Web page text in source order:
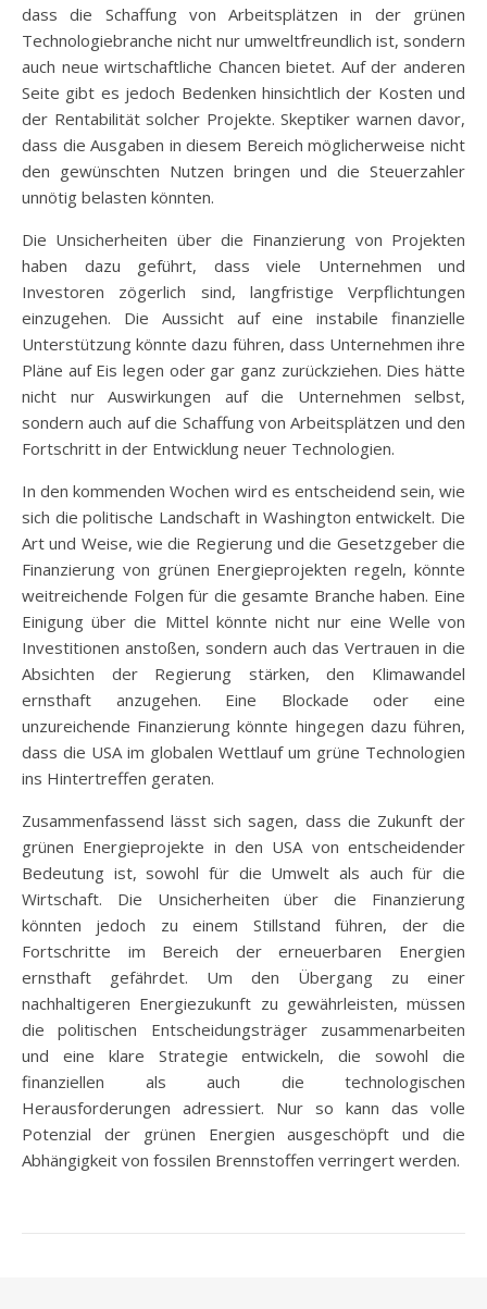
dass die Schaffung von Arbeitsplätzen in der grünen
Technologiebranche nicht nur umweltfreundlich ist, sondern
auch neue wirtschaftliche Chancen bietet. Auf der anderen
Seite gibt es jedoch Bedenken hinsichtlich der Kosten und
der Rentabilität solcher Projekte. Skeptiker warnen davor,
dass die Ausgaben in diesem Bereich möglicherweise nicht
den gewünschten Nutzen bringen und die Steuerzahler
unnötig belasten könnten.
Die Unsicherheiten über die Finanzierung von Projekten
haben dazu geführt, dass viele Unternehmen und
Investoren zögerlich sind, langfristige Verpflichtungen
einzugehen. Die Aussicht auf eine instabile finanzielle
Unterstützung könnte dazu führen, dass Unternehmen ihre
Pläne auf Eis legen oder gar ganz zurückziehen. Dies hätte
nicht nur Auswirkungen auf die Unternehmen selbst,
sondern auch auf die Schaffung von Arbeitsplätzen und den
Fortschritt in der Entwicklung neuer Technologien.
In den kommenden Wochen wird es entscheidend sein, wie
sich die politische Landschaft in Washington entwickelt. Die
Art und Weise, wie die Regierung und die Gesetzgeber die
Finanzierung von grünen Energieprojekten regeln, könnte
weitreichende Folgen für die gesamte Branche haben. Eine
Einigung über die Mittel könnte nicht nur eine Welle von
Investitionen anstoßen, sondern auch das Vertrauen in die
Absichten der Regierung stärken, den Klimawandel
ernsthaft anzugehen. Eine Blockade oder eine
unzureichende Finanzierung könnte hingegen dazu führen,
dass die USA im globalen Wettlauf um grüne Technologien
ins Hintertreffen geraten.
Zusammenfassend lässt sich sagen, dass die Zukunft der
grünen Energieprojekte in den USA von entscheidender
Bedeutung ist, sowohl für die Umwelt als auch für die
Wirtschaft. Die Unsicherheiten über die Finanzierung
könnten jedoch zu einem Stillstand führen, der die
Fortschritte im Bereich der erneuerbaren Energien
ernsthaft gefährdet. Um den Übergang zu einer
nachhaltigeren Energiezukunft zu gewährleisten, müssen
die politischen Entscheidungsträger zusammenarbeiten
und eine klare Strategie entwickeln, die sowohl die
finanziellen als auch die technologischen
Herausforderungen adressiert. Nur so kann das volle
Potenzial der grünen Energien ausgeschöpft und die
Abhängigkeit von fossilen Brennstoffen verringert werden.